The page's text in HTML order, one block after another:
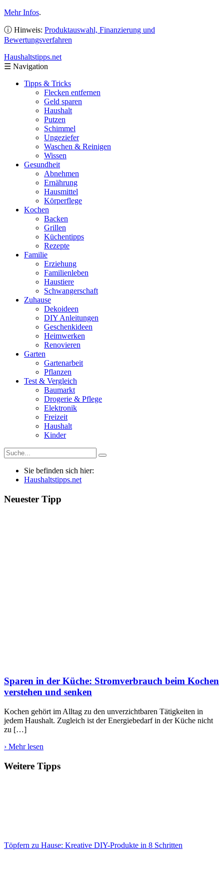
Mehr Infos.
ⓘ Hinweis: Produktauswahl, Finanzierung und
Bewertungsverfahren
Haushaltstipps.net
☰ Navigation
Tipps & Tricks
Flecken entfernen
Geld sparen
Haushalt
Putzen
Schimmel
Ungeziefer
Waschen & Reinigen
Wissen
Gesundheit
Abnehmen
Ernährung
Hausmittel
Körperflege
Kochen
Backen
Grillen
Küchentipps
Rezepte
Familie
Erziehung
Familienleben
Haustiere
Schwangerschaft
Zuhause
Dekoideen
DIY Anleitungen
Geschenkideen
Heimwerken
Renovieren
Garten
Gartenarbeit
Pflanzen
Test & Vergleich
Baumarkt
Drogerie & Pflege
Elektronik
Freizeit
Haushalt
Kinder
Sie befinden sich hier:
Haushaltstipps.net
Neuester Tipp
Sparen in der Küche: Stromverbrauch beim Kochen
verstehen und senken
Kochen gehört im Alltag zu den unverzichtbaren Tätigkeiten in
jedem Haushalt. Zugleich ist der Energiebedarf in der Küche nicht
zu […]
› Mehr lesen
Weitere Tipps
Töpfern zu Hause: Kreative DIY-Produkte in 8 Schritten